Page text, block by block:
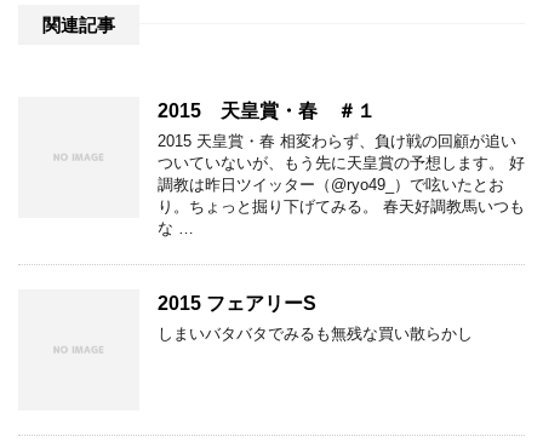
関連記事
2015 天皇賞・春 ＃１
2015 天皇賞・春 相変わらず、負け戦の回顧が追い
ついていないが、もう先に天皇賞の予想します。 好
調教は昨日ツイッター（@ryo49_）で呟いたとお
り。ちょっと掘り下げてみる。 春天好調教馬いつも
な …
2015 フェアリーS
しまいバタバタでみるも無残な買い散らかし